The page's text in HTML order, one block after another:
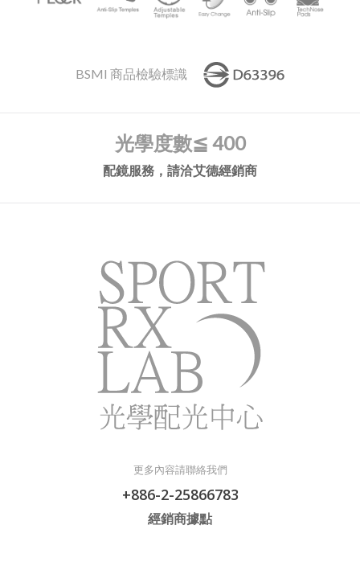
BSMI 商品檢驗標識
光學度數≦ 400
配鏡服務，請洽艾德經銷商
更多內容請聯絡我們
+886-2-25866783
經銷商據點